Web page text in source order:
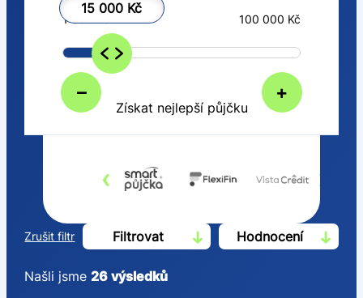
15 000 Kč
– +
1 000 Kč 100 000 Kč
Získat nejlepší půjčku
‹ ›
Zrušit filtr Filtrovat Hodnocení
Našli jsme26 výsledků